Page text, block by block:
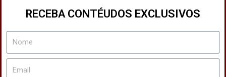
RECEBA CONTÉUDOS EXCLUSIVOS
Nome
Email